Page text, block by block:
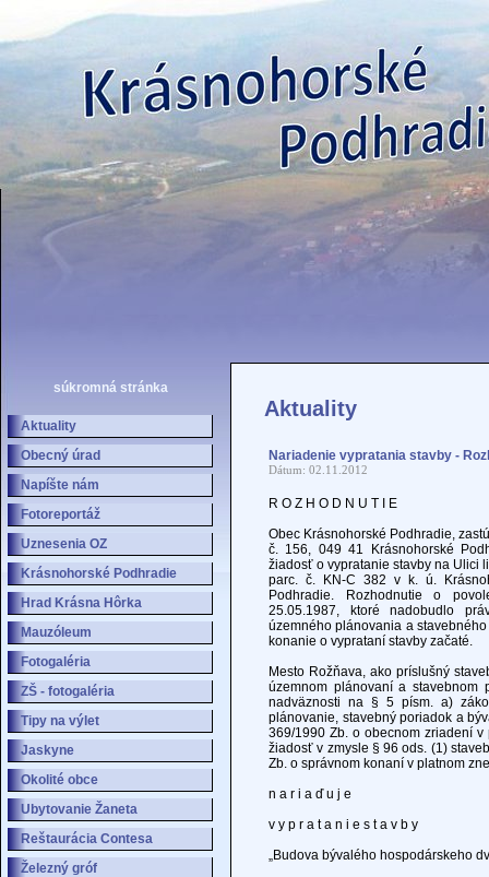
súkromná stránka
Aktuality
Obecný úrad
Napíšte nám
Fotoreportáž
Uznesenia OZ
Krásnohorské Podhradie
Hrad Krásna Hôrka
Mauzóleum
Fotogaléria
ZŠ - fotogaléria
Tipy na výlet
Jaskyne
Okolité obce
Ubytovanie Žaneta
Reštaurácia Contesa
Železný gróf
Aktuality
Nariadenie vypratania stavby -
Dátum: 02.11.2012
R O Z H O D N U T I E
Obec Krásnohorské Podhradie,
č. 156, 049 41 Krásnohorské
žiadosť o vypratanie stavby na Ulici
parc. č. KN-C 382 v k. ú.
Podhradie. Rozhodnutie o
25.05.1987, ktoré nadobudlo
územného plánovania a
konanie o vyprataní stavby začaté.
Mesto Rožňava, ako príslušný
územnom plánovaní a stavebnom
nadväznosti na § 5 písm. a)
plánovanie, stavebný poriadok a
369/1990 Zb. o obecnom zriadení
žiadosť v zmysle § 96 ods. (1)
Zb. o správnom konaní v platnom
n a r i a ď u j e
v y p r a t a n i e s t a v b y
„Budova bývalého hospodárskeho